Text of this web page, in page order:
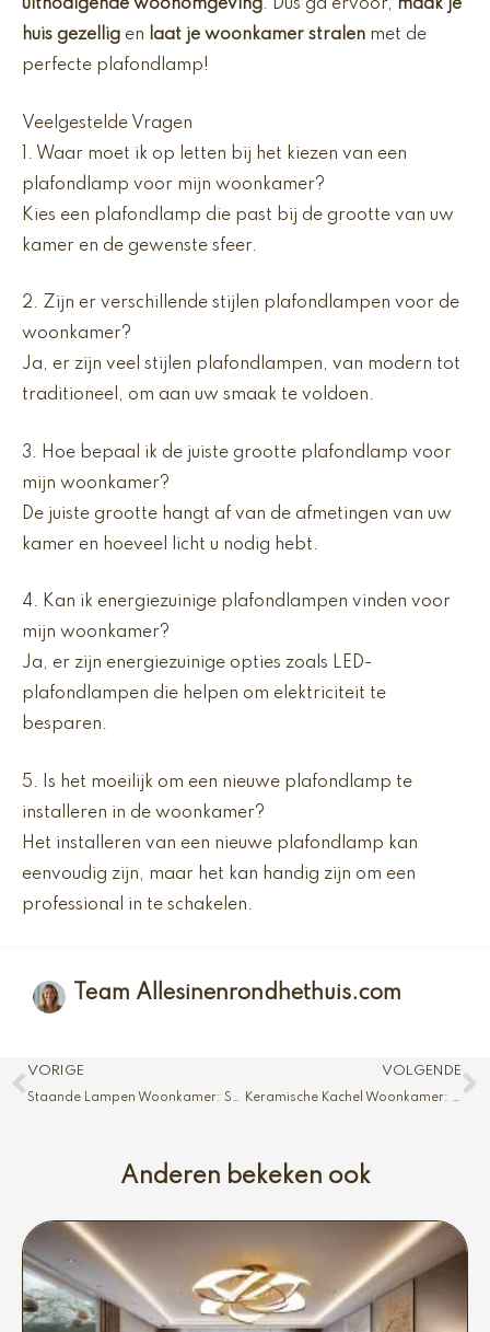
uitnodigende woonomgeving . Dus ga ervoor, maak je
huis gezellig en laat je woonkamer stralen met de
perfecte plafondlamp!
Veelgestelde Vragen
1. Waar moet ik op letten bij het kiezen van een
plafondlamp voor mijn woonkamer?
Kies een plafondlamp die past bij de grootte van uw
kamer en de gewenste sfeer.
2. Zijn er verschillende stijlen plafondlampen voor de
woonkamer?
Ja, er zijn veel stijlen plafondlampen, van modern tot
traditioneel, om aan uw smaak te voldoen.
3. Hoe bepaal ik de juiste grootte plafondlamp voor
mijn woonkamer?
De juiste grootte hangt af van de afmetingen van uw
kamer en hoeveel licht u nodig hebt.
4. Kan ik energiezuinige plafondlampen vinden voor
mijn woonkamer?
Ja, er zijn energiezuinige opties zoals LED-
plafondlampen die helpen om elektriciteit te
besparen.
5. Is het moeilijk om een nieuwe plafondlamp te
installeren in de woonkamer?
Het installeren van een nieuwe plafondlamp kan
eenvoudig zijn, maar het kan handig zijn om een
professional in te schakelen.
Team Allesinenrondhethuis.com
Vorige
VORIGE
Staande Lampen Woonkamer: Sfeer en Licht
VOLGENDE
Keramische Kachel Woonkamer: Compact en Efficiënt
Anderen bekeken ook